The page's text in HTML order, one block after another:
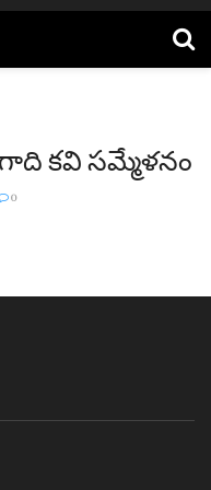
కవి సమ్మేళనం
0